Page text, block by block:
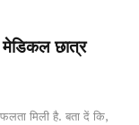
छात्र
मिली है. बता दें कि,